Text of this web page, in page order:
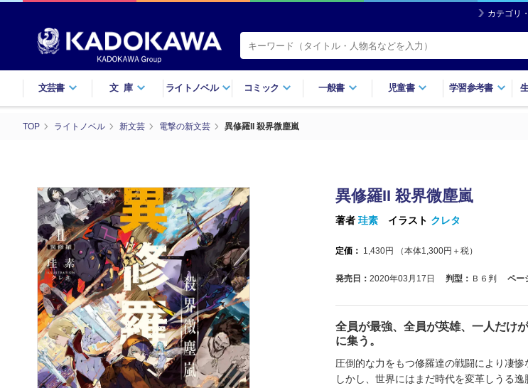
カテゴリ
文芸書 文庫 ライトノベル コミック 一般書 児童書 学習参考書
TOP ライトノベル 新文芸 電撃の新文芸 異修羅II 殺界微塵嵐
異修羅II 殺界微塵嵐
著者 珪素 イラスト クレタ
定価： 1,430円 （本体1,300円＋税）
発売日： 2020年03月17日 判型： Ｂ６判 ペー
全員が最強、全員が英雄、一人だけ
に集う。
圧倒的な力をもつ修羅達の戦闘により凄惨
しかし、世界にはまだ時代を変革しうる逸